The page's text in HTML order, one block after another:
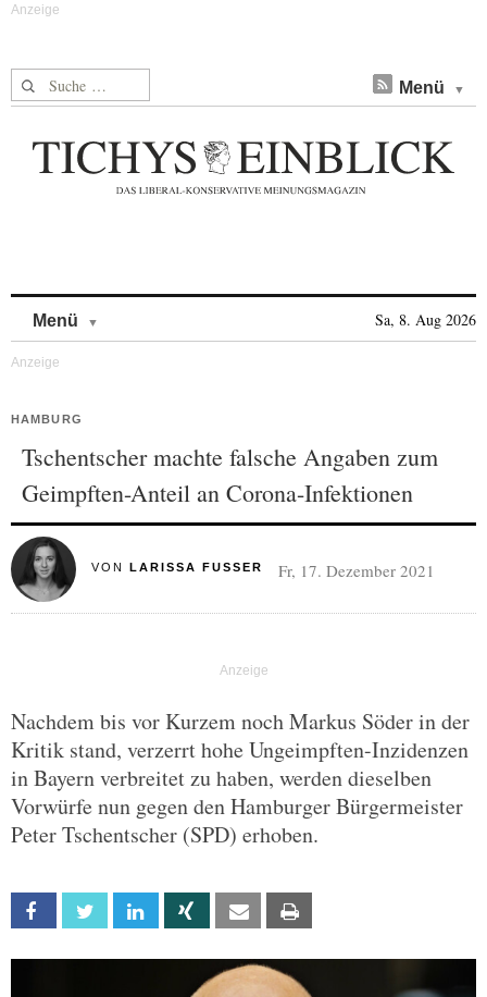
Suche nach: Menü
Menü Sa, 8. Aug 2026
HAMBURG
Tschentscher machte falsche Angaben zum
Geimpften-Anteil an Corona-Infektionen
VON LARISSA FUSSER Fr, 17. Dezember 2021
Nachdem bis vor Kurzem noch Markus Söder in der
Kritik stand, verzerrt hohe Ungeimpften-Inzidenzen
in Bayern verbreitet zu haben, werden dieselben
Vorwürfe nun gegen den Hamburger Bürgermeister
Peter Tschentscher (SPD) erhoben.
Facebook Twitter Linkedin Xing Email